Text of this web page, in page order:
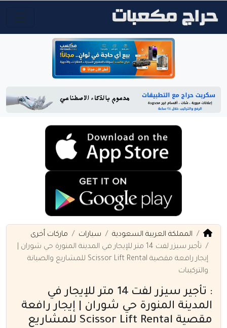
المملكة العربية السعودية سيارات
ماركات أخرى
تأجير سيزر لفت 14 متر للإيجار في المدينة المنورة حي شوران |
إيجار رافعة مقصية Scissor Lift Rental للمشاريع والصيانة
والتركيبات
: تأجير سيزر لفت 14 متر للإيجار في
المدينة المنورة حي شوران | إيجار رافعة
مقصية Scissor Lift Rental للمشاريع